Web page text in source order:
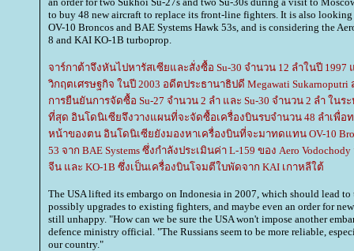
to buy 48 new aircraft to replace its front-line fighters. It is also
OV-10 Broncos and BAE Systems Hawk 53s, and is considering the
8 and KAI KO-1B turboprop.
จาร์กาต้าจึงหันไปหารัสเซียและสั่งซื้อ Su-30 จำนวน 12 ลำในปี 1997
วิกฤตเศรษฐกิจ ในปี 2003 อดีตประธานาธิปดี Megawati
การยืนยันการจัดซื้อ Su-27 จำนวน 2 ลำ และ Su-30 จำนวน 2 ลำ ในร
ที่สุด อินโดนิเซียจึงวางแผนที่จะจัดซื้อเครื่องบินรบจำนวน 48 ลำเพื่
หน้าของตน อินโดนิเซียยังมองหาเครื่องบินที่จะมาทดแทน OV-10
53 จาก BAE Systems ซึ่งกำลังประเมินค่า L-159 ของ Aero
จีน และ KO-1B ซึ่งเป็นเครื่องบินโจมตีใบพัดจาก KAI เกาหลีใต้
The USA lifted its embargo on Indonesia in 2007, which should lead
possibly upgrades to existing fighters, and maybe even an order for
still unhappy. "How can we be sure the USA won't impose another
defence ministry official. "The Russians seem to be more reliable,
our country."